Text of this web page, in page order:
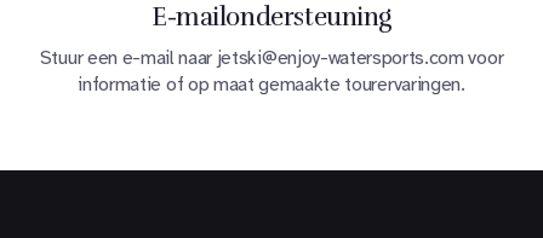
E-mailondersteuning
Stuur een e-mail naar jetski@enjoy-watersports.com voor
informatie of op maat gemaakte tourervaringen.